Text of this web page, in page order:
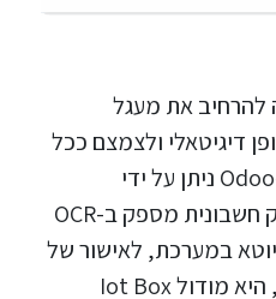
להרחיב את מעגל
דיגיטאלי ולצמצם ככל
שניתן בפעולות ידניות. ב-Odoo ניתן על ידי
אפליקציות ייעודיות לסרוק חשבונית מספק ב-OCR
במערכת, לאישור של
איש הרכש. דוגמא נוספת, היא מודול Iot Box